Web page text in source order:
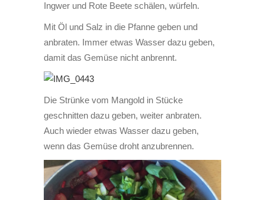
Ingwer und Rote Beete schälen, würfeln.
Mit Öl und Salz in die Pfanne geben und
anbraten. Immer etwas Wasser dazu geben,
damit das Gemüse nicht anbrennt.
Die Strünke vom Mangold in Stücke
geschnitten dazu geben, weiter anbraten.
Auch wieder etwas Wasser dazu geben,
wenn das Gemüse droht anzubrennen.